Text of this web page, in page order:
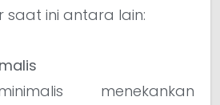
ini antara lain:
menekankan